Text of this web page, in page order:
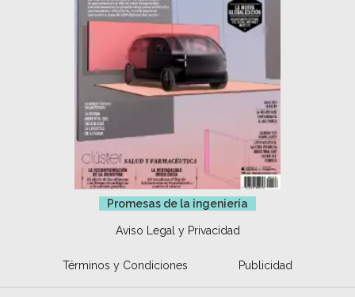
Promesas de la ingeniería
Aviso Legal y Privacidad
Términos y Condiciones Publicidad